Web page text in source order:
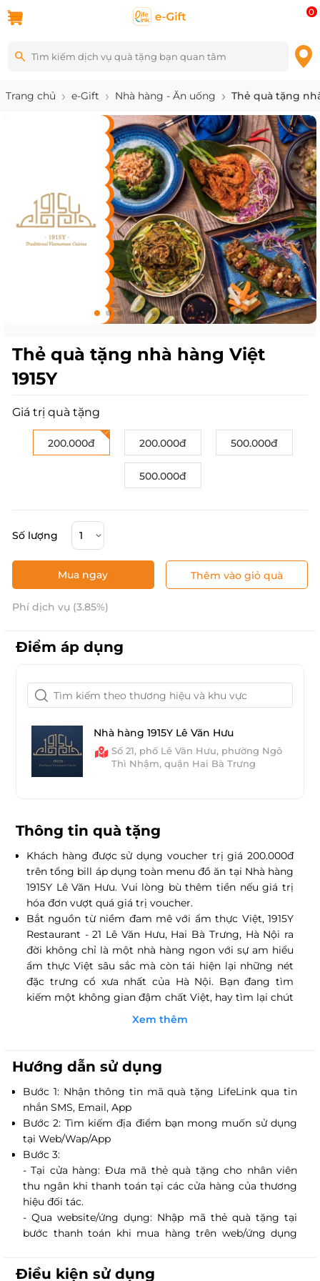
0
Trang chủ e-Gift Nhà hàng - Ăn uống Thẻ quà tặng
Thẻ quà tặng nhà hàng Việt
1915Y
Giá trị quà tặng
200.000đ 200.000đ 500.000đ
500.000đ
Số lượng
Mua ngay Thêm vào giỏ quà
Phí dịch vụ (3.85%)
Thông tin quà tặng
Khách hàng được sử dụng voucher trị giá 200.000đ
trên tổng bill áp dụng toàn menu đồ ăn tại Nhà hàng
1915Y Lê Văn Hưu. Vui lòng bù thêm tiền nếu giá trị
hóa đơn vượt quá giá trị voucher.
Bắt nguồn từ niềm đam mê với ẩm thực Việt, 1915Y
Restaurant -21 Lê Văn Hưu, Hai Bà Trưng, Hà Nội ra
đời không chỉ là một nhà hàng ngon với sự am hiểu
ẩm thực Việt sâu sắc mà còn tái hiện lại những nét
đặc trưng cổ xưa nhất của Hà Nội. Bạn đang tìm
kiếm một không gian đậm chất Việt, hay tìm lại chút
bình yên giữa lòng Thủ Đô tấp nập, hay chỉ đơn giản
điểm đến thú vị dành cho bạn.
Địa chỉ áp dụng: Số21 Lê Văn Hưu, Hai Bà Trưng, Hà
Nội
Xem thêm
Điểm áp dụng
Nhà hàng 1915Y Lê Văn Hưu
Số 21, phố Lê Văn Hưu, phường Ngô
Thì Nhậm, quận Hai Bà Trưng
Hướng dẫn sử dụng
Bước 1: Nhận thông tin mã quà tặng LifeLink qua tin
nhắn SMS, Email, App
Bước 2: Tìm kiếm địa điểm bạn mong muốn sử dụng
tại Web/Wap/App
Bước 3:
- Tại cửa hàng: Đưa mã thẻ quà tặng cho nhân viên
thu ngân khi thanh toán tại các cửa hàng của thương
hiệu đối tác.
- Qua website/ứng dụng: Nhập mã thẻ quà tặng tại
bước thanh toán khi mua hàng trên web/ứng dụng
Điều kiện sử dụng